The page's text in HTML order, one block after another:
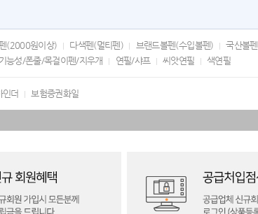
(2000원이상) 다색펜(멀티펜) 브랜드볼펜(수입볼펜) 국산볼펜
기능성/폰줄/목걸이펜/지우개 연필/샤프 씨앗연필 색연필
인더 보험증권화일